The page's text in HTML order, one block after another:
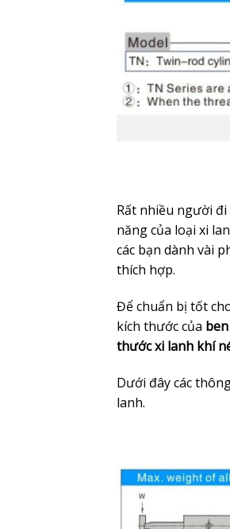
Rất nhiều người
năng của loại xi
các bạn dành vài
thích hợp.
Để chuẩn bị tốt
kích thước của
thước xi lanh khí
Dưới đây các
lanh.